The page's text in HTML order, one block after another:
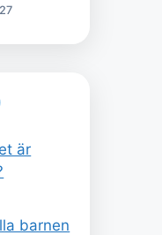
är
barnen